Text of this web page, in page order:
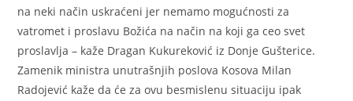
na neki način uskraćeni jer nemamo mogućnosti za
vatromet i proslavu Božića na način na koji ga ceo svet
proslavlja – kaže Dragan Kukureković iz Donje Gušterice.
Zamenik ministra unutrašnjih poslova Kosova Milan
Radojević kaže da će za ovu besmislenu situaciju ipak